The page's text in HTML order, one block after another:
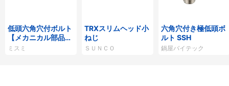
低頭六角穴付ボルト
【メカニカル部品カ
タログ掲載】
ミスミ
TRXスリムヘッド小
ねじ
ＳＵＮＣＯ
六角穴付き極低頭ボ
ルト SSH
鍋屋バイテック